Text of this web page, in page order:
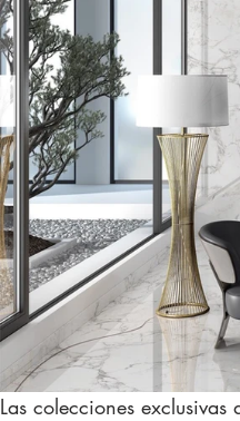
Las colecciones